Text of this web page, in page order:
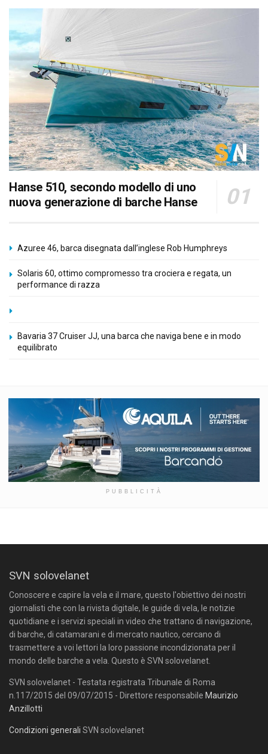
Hanse 510, secondo modello di uno
nuova generazione di barche Hanse
Azuree 46, barca disegnata dall’inglese Rob Humphreys
Solaris 60, ottimo compromesso tra crociera e regata, un
performance di razza
Bavaria 37 Cruiser JJ, una barca che naviga bene e in modo
equilibrato
PUBBLICITÀ
SVN solovelanet
Conoscere e capire la vela e il mare, questo l'obiettivo dei nostri
giornalisti che con la rivista digitale, le guide di vela, le notizie
quotidiane e i servizi speciali in video che trattano di navigazione,
di barche, di catamarani e di mercato nautico, cercano di
trasmettere a voi lettori la loro passione incondizionata per il
mondo delle barche a vela. Questo è SVN solovelanet.
SVN solovelanet - Testata registrata Tribunale di Roma
n.117/2015 del 09/07/2015 - Direttore responsabile Maurizio
Anzillotti
Condizioni generali SVN solovelanet